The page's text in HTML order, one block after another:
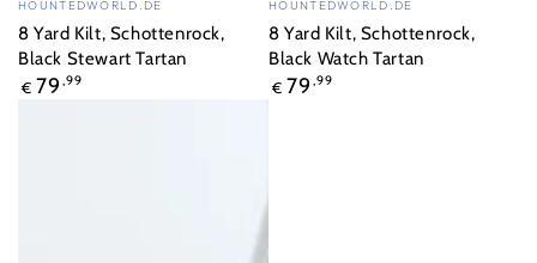
HOUNTEDWORLD.DE
8 Yard Kilt, Schottenrock,
Black Stewart Tartan
Regulärer
€ 79 ,99
HOUNTEDWORLD.DE
8 Yard Kilt, Schottenrock,
Black Watch Tartan
Regulärer
€ 79 ,99